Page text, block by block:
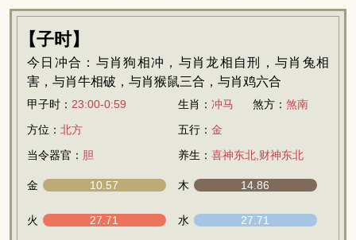
【子时】
今日冲合：与肖狗相冲，与肖龙相自刑，与肖兔相
害，与肖牛相破，与肖猴鼠三合，与肖鸡六合
甲子时： 23:00-0:59 生肖： 冲马 煞方： 煞南
方位： 北方 五行： 金
当令器官： 胆 养生： 喜神东北,财神东北
金 10.57 木 14.86
火 27.71 水 27.71